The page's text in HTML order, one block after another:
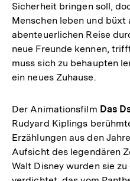
Sicherheit bringen soll,
Menschen leben und büxt
abenteuerlichen Reise
neue Freunde kennen,
muss sich zu behaupten
ein neues Zuhause.
Der Animationsfilm Das
Rudyard Kiplings
Erzählungen aus den
Aufsicht des legendären
Walt Disney wurden sie